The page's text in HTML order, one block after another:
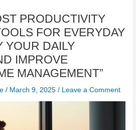
PRODUCTIVITY
FOR EVERYDAY
YOUR DAILY
IMPROVE
MANAGEMENT”
/ March 9, 2025/ Leave a Comment